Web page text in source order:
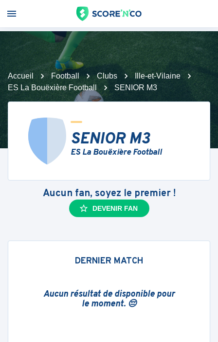
Accueil Football Clubs
Ille-et-Vilaine
ES La Bouëxière Football
SENIOR M3
SENIOR M3
ES La Bouëxière Football
Aucun fan, soyez le premier !
DEVENIR FAN
DERNIER MATCH
Aucun résultat de disponible pour
le moment. 😔